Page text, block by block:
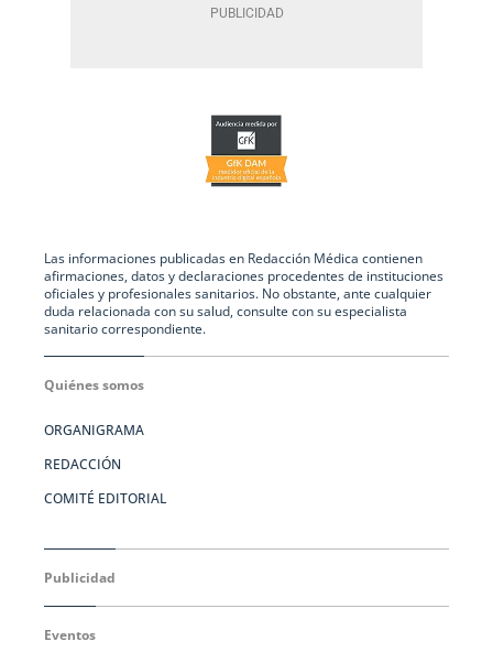
Las informaciones publicadas en Redacción Médica contienen
afirmaciones, datos y declaraciones procedentes de instituciones
oficiales y profesionales sanitarios. No obstante, ante cualquier
duda relacionada con su salud, consulte con su especialista
sanitario correspondiente.
Quiénes somos
ORGANIGRAMA
REDACCIÓN
COMITÉ EDITORIAL
Publicidad
Eventos